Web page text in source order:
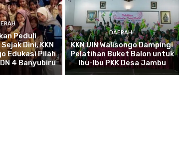
Peduli
Dini, KKN
Edukasi Pilah
4 Banyubiru
DAERAH
KKN UIN Walisongo Dampingi
Pelatihan Buket Balon untuk
Ibu-Ibu PKK Desa Jambu